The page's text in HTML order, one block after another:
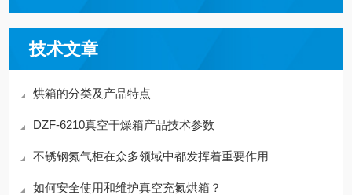
技术文章
烘箱的分类及产品特点
DZF-6210真空干燥箱产品技术参数
不锈钢氮气柜在众多领域中都发挥着重要作用
如何安全使用和维护真空充氮烘箱？